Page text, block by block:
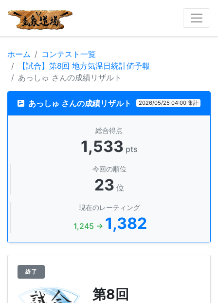
ホーム
コンテスト一覧
【試合】第8回 地方気温日統計値予報
あっしゅ さんの成績リザルト
あっしゅ さんの成績リザルト 2026/05/25 04:00 集計
総合得点
1,533 pts
今回の順位
23 位
現在のレーティング
1,245 → 1,382
終了
第8回